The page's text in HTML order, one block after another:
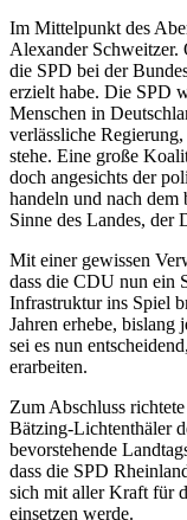
Im Mittelpunkt des
Alexander Schweitzer.
die SPD bei der
erzielt habe. Die SPD
Menschen in
verlässliche
stehe. Eine große
doch angesichts der
handeln und nach
Sinne des Landes, der
Mit einer gewissen
dass die CDU nun ein
Infrastruktur ins Spiel
Jahren erhebe, bislang
sei es nun
erarbeiten.
Zum Abschluss
Bätzing-Lichtenthäler
bevorstehende
dass die SPD
sich mit aller Kraft für
einsetzen werde.